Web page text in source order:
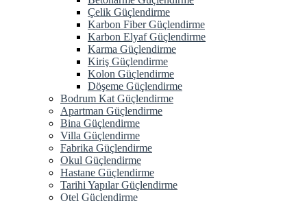
Çelik Güçlendirme
Karbon Fiber Güçlendirme
Karbon Elyaf Güçlendirme
Karma Güçlendirme
Kiriş Güçlendirme
Kolon Güçlendirme
Döşeme Güçlendirme
Bodrum Kat Güçlendirme
Apartman Güçlendirme
Bina Güçlendirme
Villa Güçlendirme
Fabrika Güçlendirme
Okul Güçlendirme
Hastane Güçlendirme
Tarihi Yapılar Güçlendirme
Otel Güçlendirme